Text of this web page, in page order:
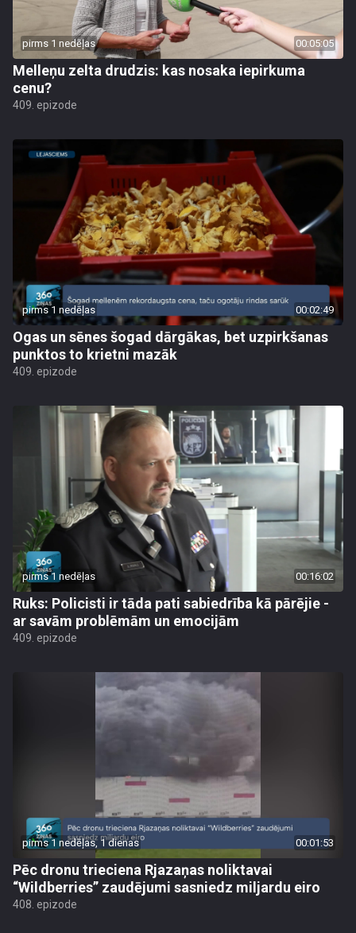
pirms 1 nedēļas 00:05:05
Melleņu zelta drudzis: kas nosaka iepirkuma
cenu?
409. epizode
pirms 1 nedēļas 00:02:49
Ogas un sēnes šogad dārgākas, bet uzpirkšanas
punktos to krietni mazāk
409. epizode
pirms 1 nedēļas 00:16:02
Ruks: Policisti ir tāda pati sabiedrība kā pārējie -
ar savām problēmām un emocijām
409. epizode
pirms 1 nedēļas, 1 dienas 00:01:53
Pēc dronu trieciena Rjazaņas noliktavai
“Wildberries” zaudējumi sasniedz miljardu eiro
408. epizode